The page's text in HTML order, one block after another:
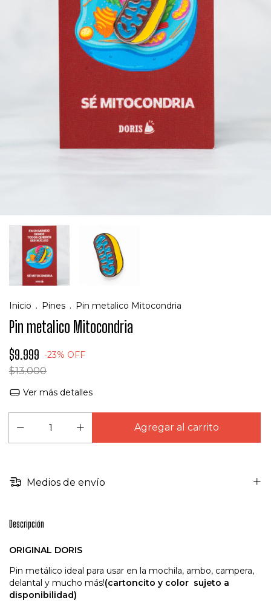
Inicio . Pines . Pin metalico Mitocondria
Pin metalico Mitocondria
$9.999 -23% OFF
$13.000
Ver más detalles
Medios de envío
Descripción
ORIGINAL DORIS
Pin metálico ideal para usar en la mochila, ambo, campera,
delantal y mucho más!(cartoncito y color sujeto a
disponibilidad)